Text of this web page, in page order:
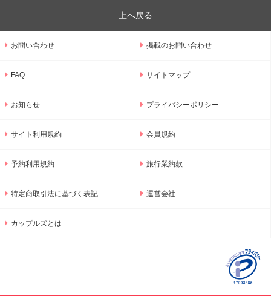
上へ戻る
お問い合わせ 掲載のお問い合わせ
FAQ サイトマップ
お知らせ プライバシーポリシー
サイト利用規約 会員規約
予約利用規約 旅行業約款
特定商取引法に基づく表記 運営会社
カップルズとは